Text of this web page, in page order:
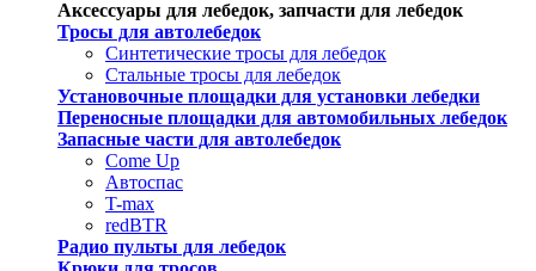
Аксессуары для лебедок, запчасти для лебедок
Тросы для автолебедок
Синтетические тросы для лебедок
Стальные тросы для лебедок
Установочные площадки для установки лебедки
Переносные площадки для автомобильных лебедок
Запасные части для автолебедок
Come Up
Автоспас
T-max
redBTR
Радио пульты для лебедок